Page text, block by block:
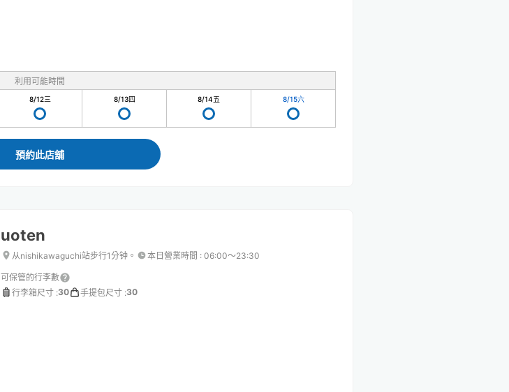
利用可能時間
8/12三 8/13四 8/14五 8/15六
預約此店舖
uoten
从nishikawaguchi站步行1分钟。 本日營業時間 : 06:00〜23:30
可保管的行李數
行李箱尺寸 :30 手提包尺寸 :30